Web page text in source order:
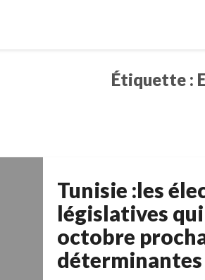
Étiquette :
Tunisie
:les
élections
législatives
qui
Tunisie :les
législatives
octobre
déterminantes